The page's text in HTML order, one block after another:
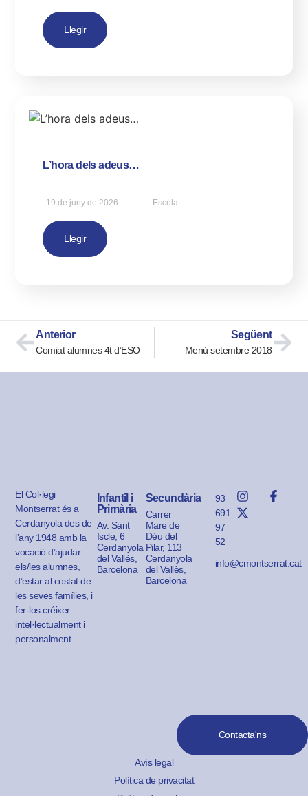
Llegir
L’hora dels adeus…
19 de juny de 2026 Escola
Llegir
Anterior
Comiat alumnes 4t d’ESO
Següent
Menú setembre 2018
El Col·legi
Montserrat és a
Cerdanyola des de
l’any 1948 amb la
vocació d’ajudar
els/les alumnes,
d’estar al costat de
les seves famílies, i
fer-los créixer
intel·lectualment i
personalment.
Infantil i
Primària
Av. Sant
Iscle, 6
Cerdanyola
del Vallès,
Barcelona
Secundària
Carrer
Mare de
Déu del
Pilar, 113
Cerdanyola
del Vallès,
Barcelona
93
691
97
52
info@cmontserrat.cat
Contacta'ns
Avís legal
Política de privacitat